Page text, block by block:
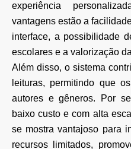
experiência
vantagens estão a
interface, a possibilidade
escolares e a valorização
Além disso, o sistema
leituras, permitindo que
autores e gêneros. Por
baixo custo e com alta
se mostra vantajoso para
recursos limitados,